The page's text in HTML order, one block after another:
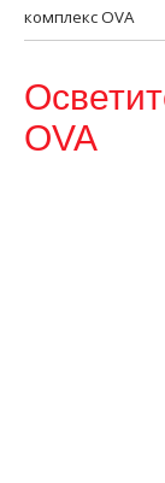
комплекс OVA
OVA